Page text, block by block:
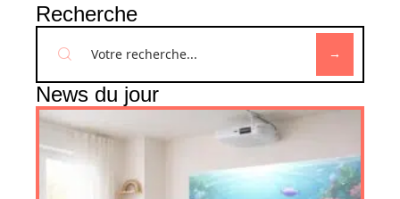
Recherche
News du jour